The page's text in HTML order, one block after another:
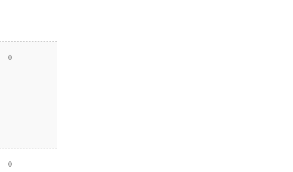
0
0